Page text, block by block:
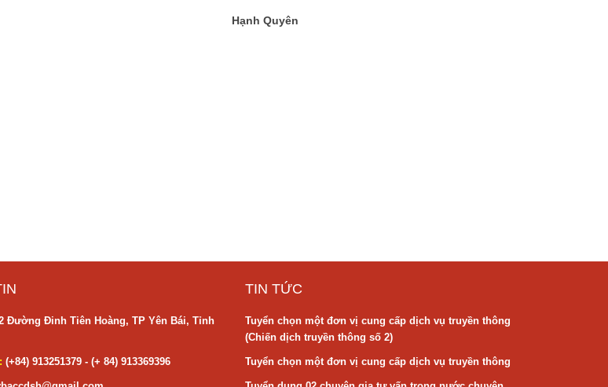
Hạnh Quyên
Đường Đinh Tiên Hoàng, TP Yên Bái, Tỉnh
(+84) 913251379 - (+ 84) 913369396
TIN TỨC
Tuyển chọn một đơn vị cung cấp dịch vụ truyền thông
(Chiến dịch truyền thông số 2)
Tuyển chọn một đơn vị cung cấp dịch vụ truyền thông